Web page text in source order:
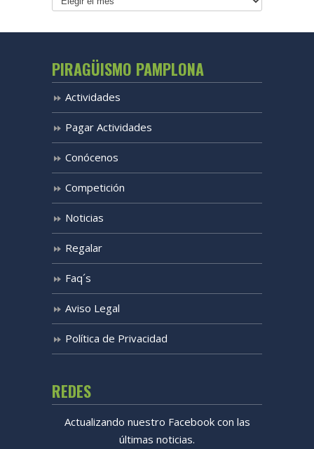
PIRAGÜISMO PAMPLONA
Actividades
Pagar Actividades
Conócenos
Competición
Noticias
Regalar
Faq´s
Aviso Legal
Política de Privacidad
REDES
Actualizando nuestro Facebook con las
últimas noticias.